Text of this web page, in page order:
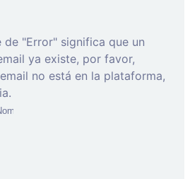
de "Error" significa que un
ya existe, por favor,
no está en la plataforma,